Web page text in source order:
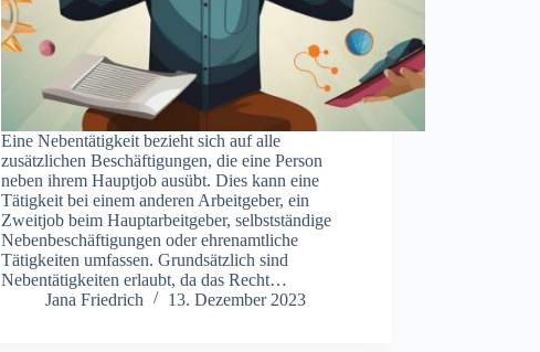
Eine Nebentätigkeit bezieht sich auf alle
zusätzlichen Beschäftigungen, die eine Person
neben ihrem Hauptjob ausübt. Dies kann eine
Tätigkeit bei einem anderen Arbeitgeber, ein
Zweitjob beim Hauptarbeitgeber, selbstständige
Nebenbeschäftigungen oder ehrenamtliche
Tätigkeiten umfassen. Grundsätzlich sind
Nebentätigkeiten erlaubt, da das Recht…
Jana Friedrich
13. Dezember 2023